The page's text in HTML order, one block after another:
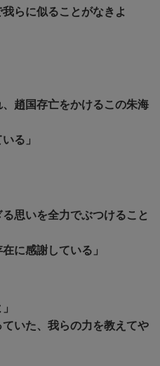
我らに似ることがなきよ
、趙国存亡をかけるこの朱海
る」
思いを全力でぶつけること
に感謝している」
ていた、我らの力を教えてや